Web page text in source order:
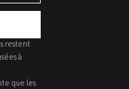
restent
à
que les